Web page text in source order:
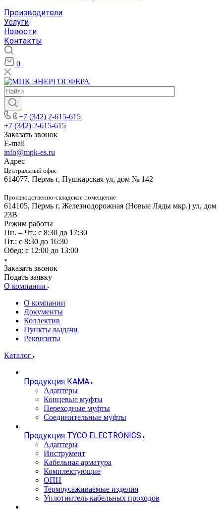
Производители
Услуги
Новости
Контакты
0
+7 (342) 2-615-615
+7 (342) 2-615-615
Заказать звонок
E-mail
info@mpk-es.ru
Адрес
Центральный офис
614077, Пермь г, Пушкарская ул, дом № 142
Производственно-складское помещение
614105, Пермь г, Железнодорожная (Новые Ляды мкр.) ул, дом
23В
Режим работы
Пн. – Чт.: с 8:30 до 17:30
Пт.: с 8:30 до 16:30
Обед: с 12:00 до 13:00
Заказать звонок
Подать заявку
О компании
О компании
Документы
Коллектив
Пункты выдачи
Реквизиты
Каталог
Продукция КАМА
Адаптеры
Концевые муфты
Переходные муфты
Соединительные муфты
Продукция TYCO ELECTRONICS
Адаптеры
Инструмент
Кабельная арматура
Комплектующие
ОПН
Термоусаживаемые изделия
Уплотнитель кабельных проходов